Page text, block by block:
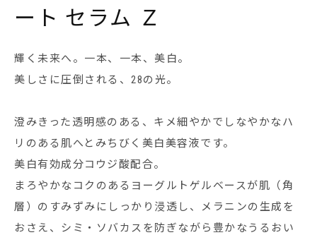
ート セラム Ｚ
輝く未来へ。一本、一本、美白。
美しさに圧倒される、28の光。
澄みきった透明感のある、キメ細やかでしなやかなハ
リのある肌へとみちびく美白美容液です。
美白有効成分コウジ酸配合。
まろやかなコクのあるヨーグルトゲルベースが肌（角
層）のすみずみにしっかり浸透し、メラニンの生成を
おさえ、シミ・ソバカスを防ぎながら豊かなうるおい